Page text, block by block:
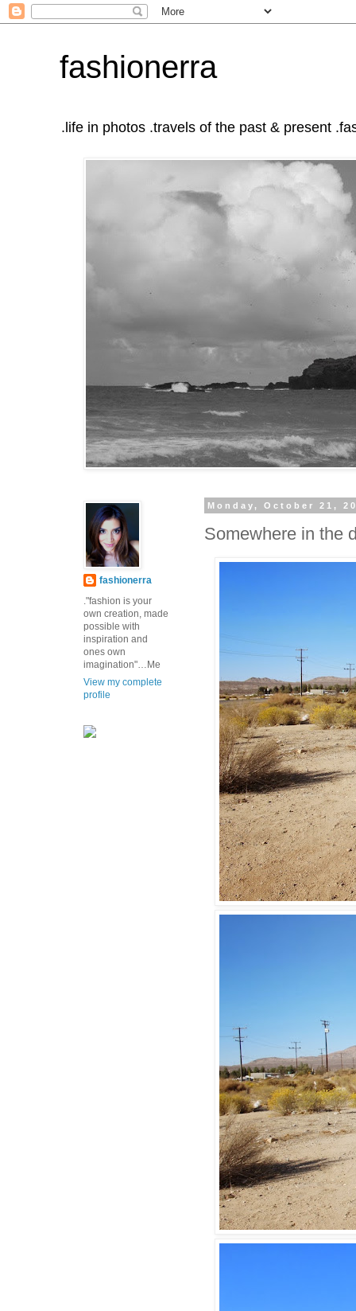
fashionerra
.life in photos .travels of the past & present
Monday, October 21,
Somewhere in the
fashionerra
."fashion is your
own creation, made
possible with
inspiration and
ones own
imagination"…Me
View my complete
profile